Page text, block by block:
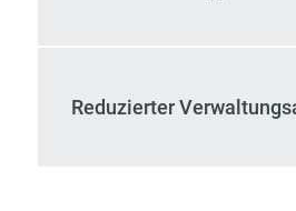
Reduzierter